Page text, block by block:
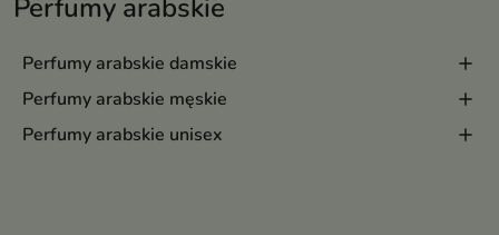
Perfumy arabskie
Perfumy arabskie damskie
Perfumy arabskie męskie
Perfumy arabskie unisex